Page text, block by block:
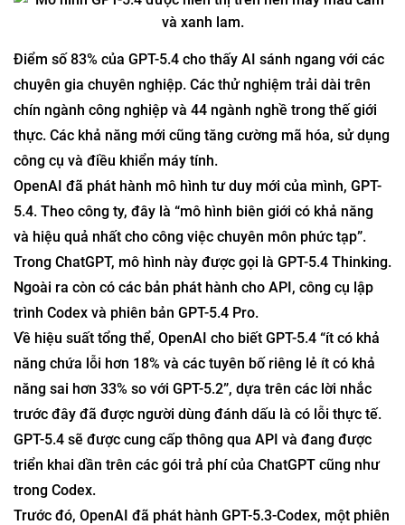
Điểm số 83% của GPT-5.4 cho thấy AI sánh ngang với các
chuyên gia chuyên nghiệp. Các thử nghiệm trải dài trên
chín ngành công nghiệp và 44 ngành nghề trong thế giới
thực. Các khả năng mới cũng tăng cường mã hóa, sử dụng
công cụ và điều khiển máy tính.
OpenAI đã phát hành mô hình tư duy mới của mình, GPT-
5.4. Theo công ty, đây là “mô hình biên giới có khả năng
và hiệu quả nhất cho công việc chuyên môn phức tạp”.
Trong ChatGPT, mô hình này được gọi là GPT-5.4 Thinking.
Ngoài ra còn có các bản phát hành cho API, công cụ lập
trình Codex và phiên bản GPT-5.4 Pro.
Về hiệu suất tổng thể, OpenAI cho biết GPT-5.4 “ít có khả
năng chứa lỗi hơn 18% và các tuyên bố riêng lẻ ít có khả
năng sai hơn 33% so với GPT-5.2”, dựa trên các lời nhắc
trước đây đã được người dùng đánh dấu là có lỗi thực tế.
GPT-5.4 sẽ được cung cấp thông qua API và đang được
triển khai dần trên các gói trả phí của ChatGPT cũng như
trong Codex.
Trước đó, OpenAI đã phát hành GPT-5.3-Codex, một phiên